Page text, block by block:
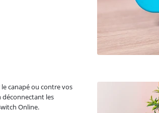
canapé ou contre vos
déconnectant les
Online.